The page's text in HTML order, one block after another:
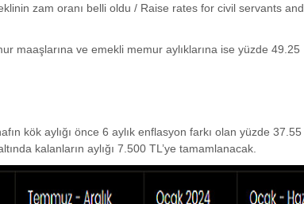
zam oranı belli oldu / Raise rates for civil servants and
maaşlarına ve emekli memur aylıklarına ise yüzde 49.25
kök aylığı önce 6 aylık enflasyon farkı olan yüzde 37.55
kalanların aylığı 7.500 TL’ye tamamlanacak.